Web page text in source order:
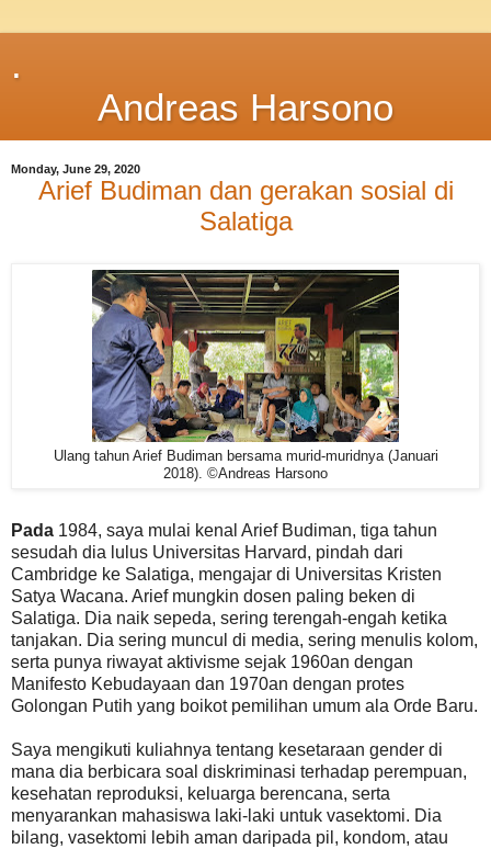
.
Andreas Harsono
Monday, June 29, 2020
Arief Budiman dan gerakan sosial di
Salatiga
Ulang tahun Arief Budiman bersama murid-muridnya (Januari
2018). ©Andreas Harsono
Pada 1984, saya mulai kenal Arief Budiman, tiga tahun
sesudah dia lulus Universitas Harvard, pindah dari
Cambridge ke Salatiga, mengajar di Universitas Kristen
Satya Wacana. Arief mungkin dosen paling beken di
Salatiga. Dia naik sepeda, sering terengah-engah ketika
tanjakan. Dia sering muncul di media, sering menulis kolom,
serta punya riwayat aktivisme sejak 1960an dengan
Manifesto Kebudayaan dan 1970an dengan protes
Golongan Putih yang boikot pemilihan umum ala Orde Baru.
Saya mengikuti kuliahnya tentang kesetaraan gender di
mana dia berbicara soal diskriminasi terhadap perempuan,
kesehatan reproduksi, keluarga berencana, serta
menyarankan mahasiswa laki-laki untuk vasektomi. Dia
bilang, vasektomi lebih aman daripada pil, kondom, atau